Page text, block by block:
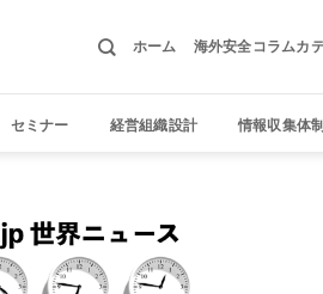
ホーム 海外安全コラムカ
セミナー 経営組織設計 情報収集体